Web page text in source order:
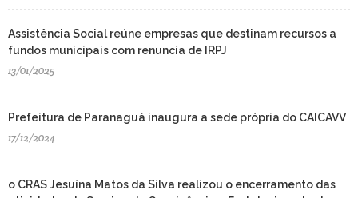
Assistência Social reúne empresas que destinam recursos a
fundos municipais com renuncia de IRPJ
13/01/2025
Prefeitura de Paranaguá inaugura a sede própria do CAICAVV
17/12/2024
o CRAS Jesuína Matos da Silva realizou o encerramento das